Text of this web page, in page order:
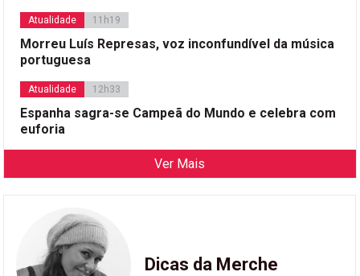
Atualidade 11h19
Morreu Luís Represas, voz inconfundível da música
portuguesa
Atualidade 12h33
Espanha sagra-se Campeã do Mundo e celebra com
euforia
Ver Mais
Dicas da Merche